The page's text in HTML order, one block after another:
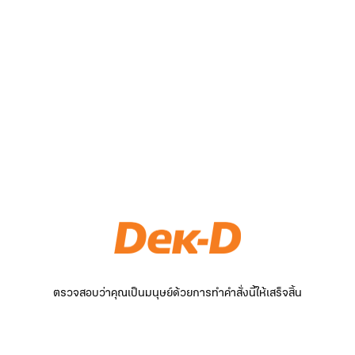
ตรวจสอบว่าคุณเป็นมนุษย์ด้วยการทำคำสั่งนี้ให้เสร็จสิ้น